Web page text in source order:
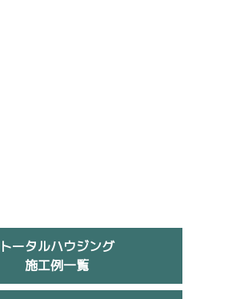
トータルハウジング
施工例一覧